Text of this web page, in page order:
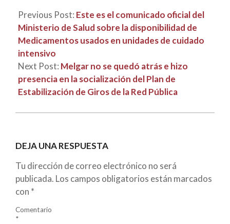
Previous Post: Este es el comunicado oficial del
Ministerio de Salud sobre la disponibilidad de
Medicamentos usados en unidades de cuidado
intensivo
Next Post: Melgar no se quedó atrás e hizo
presencia en la socialización del Plan de
Estabilización de Giros de la Red Pública
DEJA UNA RESPUESTA
Tu dirección de correo electrónico no será
publicada. Los campos obligatorios están marcados
con *
Comentario
*